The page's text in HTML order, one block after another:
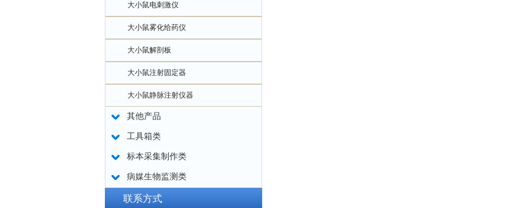
大小鼠电刺激仪
大小鼠雾化给药仪
大小鼠解剖板
大小鼠注射固定器
大小鼠静脉注射仪器
其他产品
工具箱类
标本采集制作类
病媒生物监测类
联系方式